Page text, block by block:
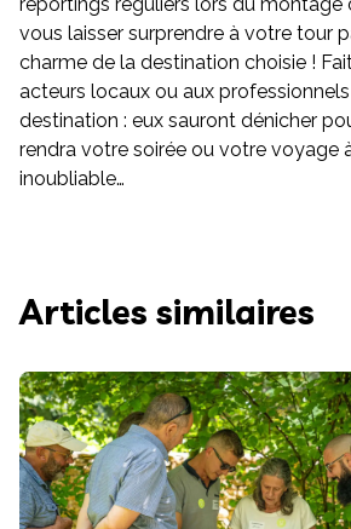
vous laisser surprendre à votre tour
charme de la destination choisie !
acteurs locaux ou aux
destination : eux sauront dénicher
rendra votre soirée ou votre voyage
inoubliable…
Articles similaires